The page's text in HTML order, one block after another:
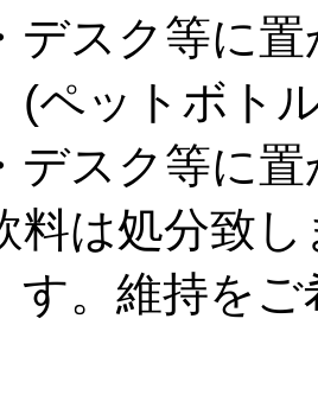
スク等に置
(ペットボト
スク等に置
料は処分致し
維持をご